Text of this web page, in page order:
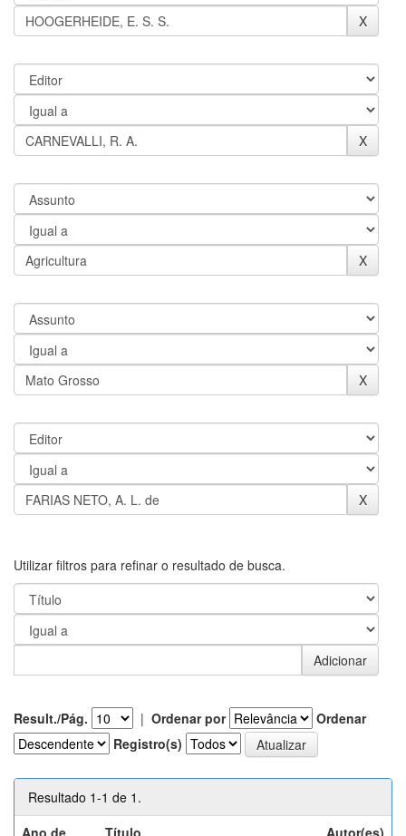
Utilizar filtros para refinar o resultado de busca.
Result./Pág. | Ordenar por
Ordenar
Registro(s)
Resultado 1-1 de 1.
Ano de
Título Autor(es)